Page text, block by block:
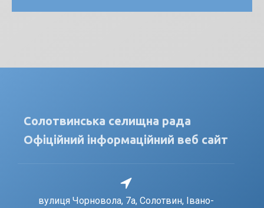
Солотвинська селищна рада
Офіційний інформаційний веб сайт
вулиця Чорновола, 7a, Солотвин, Івано-